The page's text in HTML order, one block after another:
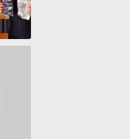
Polresta Jayapura Berhasil ungkap jaringan peredaran shabu terbesar